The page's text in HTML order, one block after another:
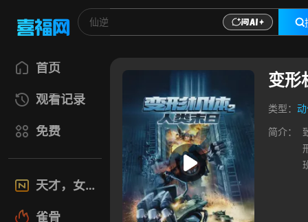
首页
观看记录
免费
天才，女友
雀骨
变形
类型：
简介：